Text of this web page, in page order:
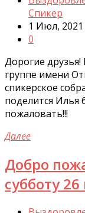
Спикер
1 Июл, 2021
0
Дорогие друзья!
группе имени
спикерское
поделится Илья
пожаловать!!!
Далее
Добро
субботу